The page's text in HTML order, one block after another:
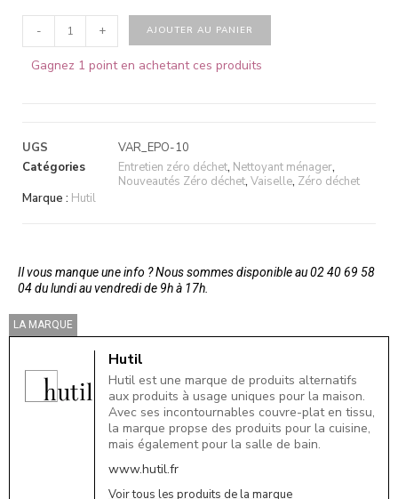
- + AJOUTER AU PANIER
Gagnez 1 point en achetant ces produits
UGS
VAR_EPO-10
Catégories
Entretien zéro déchet, Nettoyant ménager,
Nouveautés Zéro déchet, Vaiselle, Zéro déchet
Marque : Hutil
Il vous manque une info ? Nous sommes disponible au 02 40 69 58
04 du lundi au vendredi de 9h à 17h.
LA MARQUE
Hutil
Hutil est une marque de produits alternatifs
aux produits à usage uniques pour la maison.
Avec ses incontournables couvre-plat en tissu,
la marque propse des produits pour la cuisine,
mais également pour la salle de bain.
www.hutil.fr
Voir tous les produits de la marque